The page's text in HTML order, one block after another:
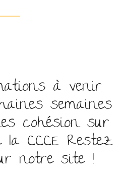
à venir
semaines
cohésion sur
CCCE. Restez
notre site !